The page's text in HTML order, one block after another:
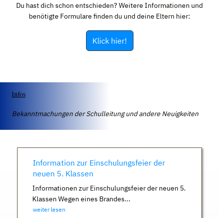
Du hast dich schon entschieden? Weitere Informationen und
benötigte Formulare finden du und deine Eltern hier:
Klick hier!
Infos
Bekanntmachungen der Schulleitung und andere Neuigkeiten
Information zur Einschulungsfeier der
neuen 5. Klassen
Informationen zur Einschulungsfeier der neuen 5.
Klassen Wegen eines Brandes...
weiter lesen